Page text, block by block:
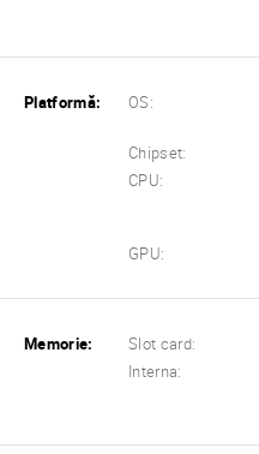
Platformă: OS:
Chipset:
CPU:
GPU:
Memorie: Slot card:
Interna: